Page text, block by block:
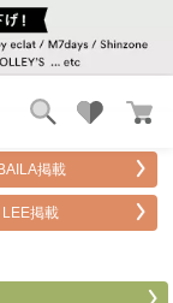
BAILA掲載
LEE掲載